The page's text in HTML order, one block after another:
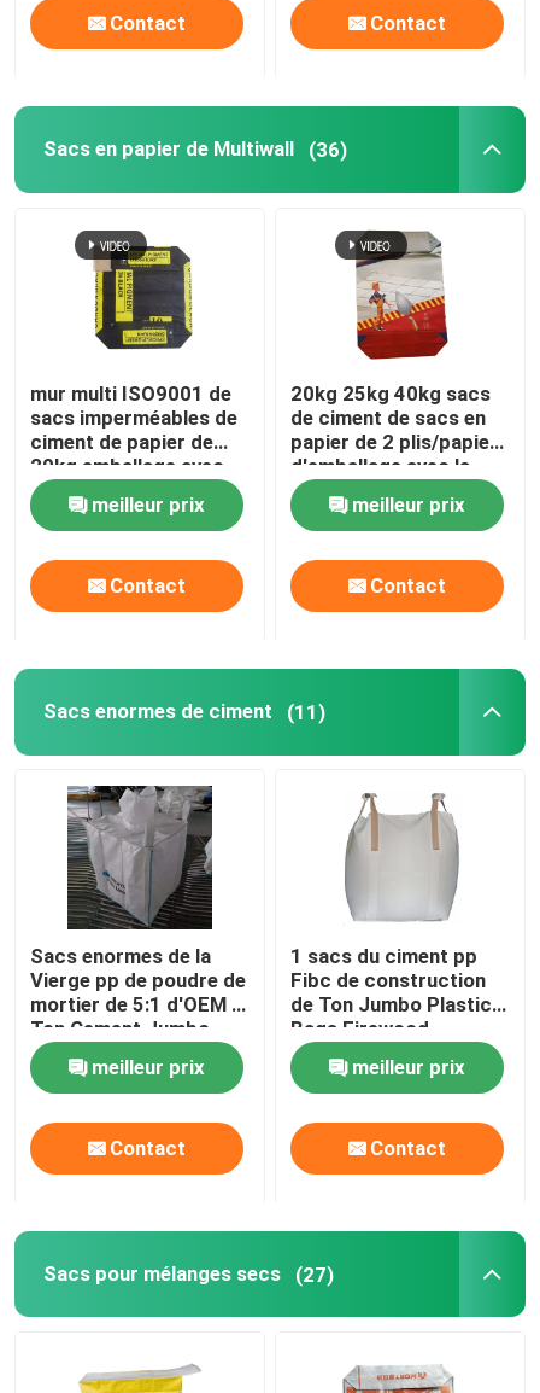
Contact Contact
Sacs en papier de Multiwall (36)
mur multi ISO9001 de
sacs imperméables de
ciment de papier de
20kg emballage avec
l'adhésif
meilleur prix
Contact
20kg 25kg 40kg sacs
de ciment de sacs en
papier de 2 plis/papier
d'emballage avec la
poudre adhésive
meilleur prix
Contact
Sacs enormes de ciment (11)
Sacs enormes de la
Vierge pp de poudre de
mortier de 5:1 d'OEM 1
Ton Cement Jumbo
Bags
meilleur prix
Contact
1 sacs du ciment pp
Fibc de construction
de Ton Jumbo Plastic
Bags Firewood
meilleur prix
Contact
Sacs pour mélanges secs (27)